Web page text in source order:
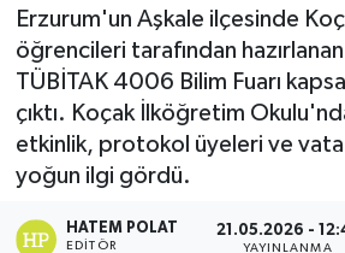
Erzurum'un Aşkale ilçesinde
öğrencileri tarafından
TÜBİTAK 4006 Bilim Fuarı
çıktı. Koçak İlköğretim
etkinlik, protokol üyeleri ve
yoğun ilgi gördü.
HATEM POLAT
EDITÖR
21.05.2026 -
YAYINLANMA